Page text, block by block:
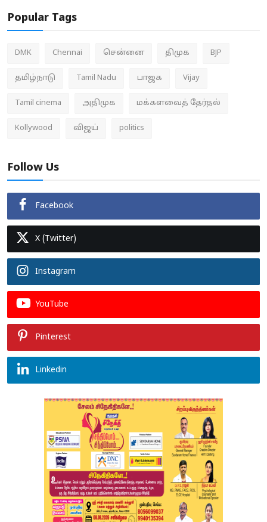
Popular Tags
DMK Chennai சென்னை திமுக BJP
தமிழ்நாடு Tamil Nadu பாஜக Vijay
Tamil cinema அதிமுக மக்களவைத் தேர்தல்
Kollywood விஜய் politics
Follow Us
Facebook
X (Twitter)
Instagram
YouTube
Pinterest
Linkedin